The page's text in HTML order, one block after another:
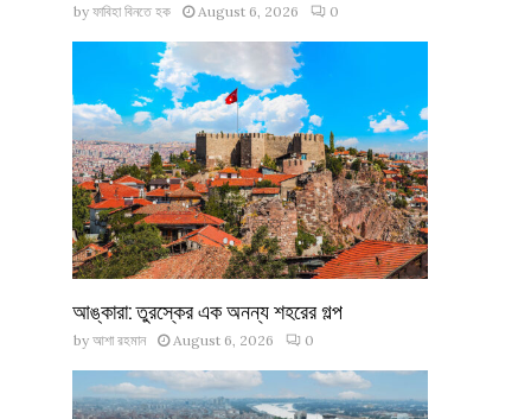
by ফাবিহা বিনতে হক August 6, 2026 0
আঙ্কারা: তুরস্কের এক অনন্য শহরের গল্প
by আশা রহমান August 6, 2026 0